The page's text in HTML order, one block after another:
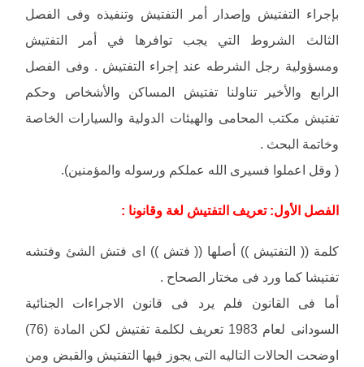
بإجراء التفتيش وإصدار أمر التفتيش وتنفيذه وفى الفصل
الثالث الشروط التي يجب توافرها في أمر التفتيش
ومسؤولية رجل الشرطه عند إجراء التفتيش . وفى الفصل
الرابع والأخير تناولنا تفتيش المساكن والأشخاص وحكم
تفتيش مكتب المحامى والهيئات الدولية والسيارات الخاصة
وخاتمة البحث .
( وقل اعملوا فسيرى الله عملكم ورسوله والمؤمنين).
الفصل الأول: تعريف التفتيش لغة وقانونا :
كلمة (( التفتيش )) أصلها (( فتش )) اى فتش الشئ وفتشه
تفتيشا كما ورد فى مختار الصحاح .
أما فى القانون فلم يرد فى قانون الاجراءات الجنائية
السودانى لعام 1983 تعريف لكلمة تفتيش لكن المادة (76)
اوضحت الحالات التاليه التى يجوز فيها التفتيش والقبض ومن